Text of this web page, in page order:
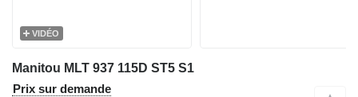
VIDÉO
Manitou MLT 937 115D ST5 S1
Prix sur demande